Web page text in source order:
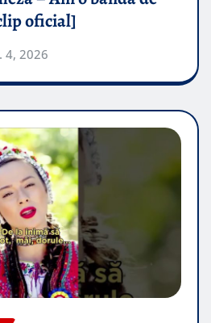
oficial]
4, 2026